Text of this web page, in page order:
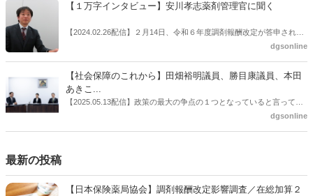
た。医薬品の安定供給確保だ。10月22日に開かれた「日本フォーミュ
飯田市）は、会員薬局から安定供給確保への強い要望があったことを
受け、安定供給確保が見込めるPPI３成分について銘柄を含めて選定
【１万字インタビュー】安川孝志薬剤管理官に聞く
【2024.02.26配信】２月14日、令和６年度調剤報酬改定が答申され
た。本紙では、厚生労働省保険局医療課・薬剤管理官の安川孝志氏
dgsonline
【社会保障のこれから】田畑裕明議員、勝目康議員、本田
あきこ...
【2025.05.13配信】政策の最大の争点の１つとなっていると言っても
よいのが社会保障のこれからのあり方だ。特に与党では、政府関係者
dgsonline
最新の投稿
【日本保険薬局協会】調剤報酬改定影響調査／在総加算２